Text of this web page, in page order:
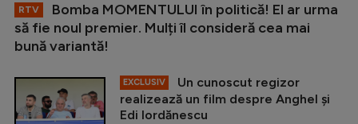
RTV
Bomba MOMENTULUI în politică! El ar urma
să fie noul premier. Mulți îl consideră cea mai
bună variantă!
EXCLUSIV
Un cunoscut regizor
realizează un film despre Anghel și
Edi Iordănescu